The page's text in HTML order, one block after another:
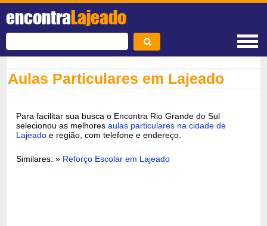
encontraLajeado
Aulas Particulares em Lajeado
Para facilitar sua busca o Encontra Rio Grande do Sul
selecionou as melhoresaulas particulares na cidade de
Lajeado e região, com telefone e endereço.
Similares: » Reforço Escolar em Lajeado